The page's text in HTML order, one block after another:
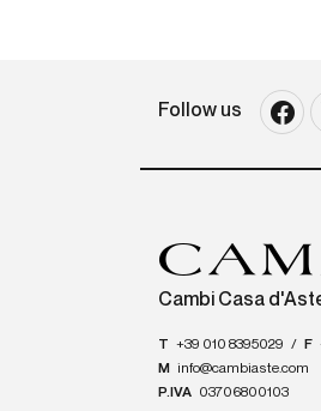
Follow us
Cambi Casa
T +39 010 8395029 / F
M
info@cambiaste.com
P.IVA 03706800103